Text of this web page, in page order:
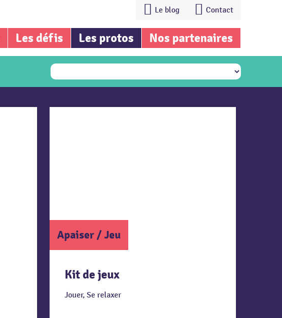
Le blog Contact
Les défis Les protos Nos partenaires
Apaiser/Jeu
Kit de jeux
Jouer, Se relaxer